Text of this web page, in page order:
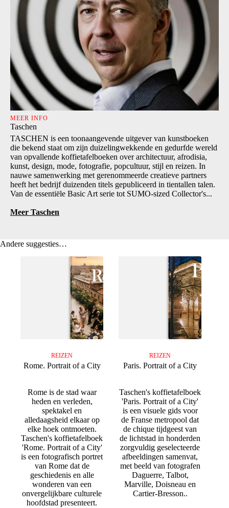
MEER INFO
Taschen
TASCHEN is een toonaangevende uitgever van kunstboeken
die bekend staat om zijn duizelingwekkende en gedurfde wereld
van opvallende koffietafelboeken over architectuur, afrodisia,
kunst, design, mode, fotografie, popcultuur, stijl en reizen. In
nauwe samenwerking met gerenommeerde creatieve partners
heeft het bedrijf duizenden titels gepubliceerd in tientallen talen.
Van de essentiële Basic Art serie tot SUMO-sized Collector's...
Meer Taschen
Andere suggesties…
REIZEN
Rome. Portrait of a City
Rome is de stad waar
heden en verleden,
spektakel en
alledaagsheid elkaar op
elke hoek ontmoeten.
Taschen's koffietafelboek
'Rome. Portrait of a City'
is een fotografisch portret
van Rome dat de
geschiedenis en alle
wonderen van een
onvergelijkbare culturele
hoofdstad presenteert.
REIZEN
Paris. Portrait of a City
Taschen's koffietafelboek
'Paris. Portrait of a City'
is een visuele gids voor
de Franse metropool dat
de chique tijdgeest van
de lichtstad in honderden
zorgvuldig geselecteerde
afbeeldingen samenvat,
met beeld van fotografen
Daguerre, Talbot,
Marville, Doisneau en
Cartier-Bresson..